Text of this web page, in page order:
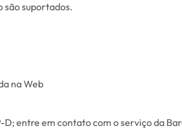
são suportados.
na Web
entre em contato com o serviço da